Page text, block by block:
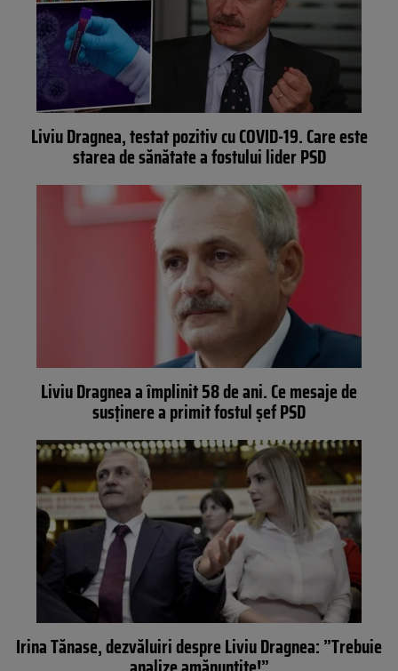
Liviu Dragnea, testat pozitiv cu COVID-19. Care este
starea de sănătate a fostului lider PSD
Liviu Dragnea a împlinit 58 de ani. Ce mesaje de
susținere a primit fostul șef PSD
Irina Tănase, dezvăluiri despre Liviu Dragnea: ”Trebuie